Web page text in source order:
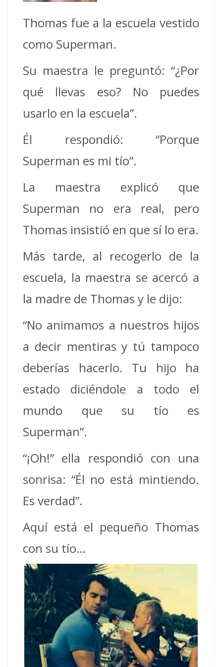
Thomas fue a la escuela vestido
como Superman.
Su maestra le preguntó: “¿Por
qué llevas eso? No puedes
usarlo en la escuela”.
Él respondió: “Porque
Superman es mi tío”.
La maestra explicó que
Superman no era real, pero
Thomas insistió en que sí lo era.
Más tarde, al recogerlo de la
escuela, la maestra se acercó a
la madre de Thomas y le dijo:
“No animamos a nuestros hijos
a decir mentiras y tú tampoco
deberías hacerlo. Tu hijo ha
estado diciéndole a todo el
mundo que su tío es
Superman”.
“¡Oh!” ella respondió con una
sonrisa: “Él no está mintiendo.
Es verdad”.
Aquí está el pequeño Thomas
con su tío…